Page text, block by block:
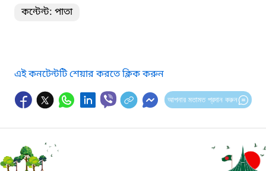
কন্টেন্ট: পাতা
এই কনটেন্টটি শেয়ার করতে ক্লিক করুন
আপনার মতামত প্রদান করুন